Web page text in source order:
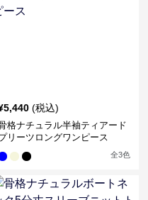
5,440 (税込)
格ナチュラル半袖ティアード
リーツロングワンピース
全3色